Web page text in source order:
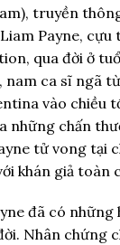
truyền
Payne, cựu
qua đời ở
ca sĩ ngã
vào chiều
những chấn
tử vong tại
khán giả toàn
đã có những
Nhân chứng